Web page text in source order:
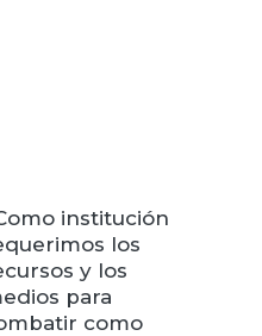
institución
los
y los
para
como